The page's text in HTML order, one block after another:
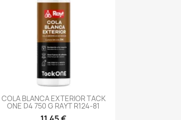
-->
COLA BLANCA EXTERIOR TACK
ONE D4 750 G RAYT R124-81